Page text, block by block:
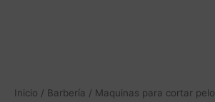
Inicio / Barbería / Maquinas para cortar pelo